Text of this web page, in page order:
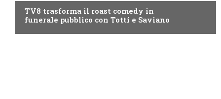
TV8 trasforma il roast comedy in
funerale pubblico con Totti e Saviano